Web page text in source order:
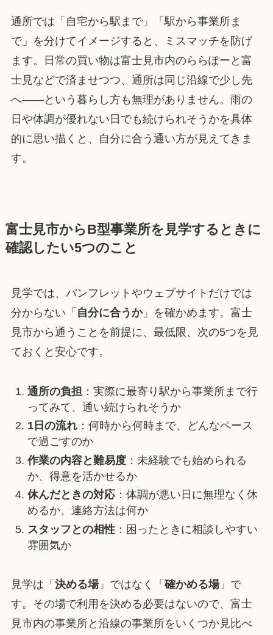
通所では「自宅から駅まで」「駅から事業所ま
で」を分けてイメージすると、ミスマッチを防げ
ます。日常の買い物は富士見市内のららぽーと富
士見などで済ませつつ、通所は同じ沿線で少し先
へ——という暮らし方も無理がありません。雨の
日や体調が優れない日でも続けられそうかを具体
的に思い描くと、自分に合う通い方が見えてきま
す。
富士見市からB型事業所を見学するときに
確認したい5つのこと
見学では、パンフレットやウェブサイトだけでは
分からない「 自分に合うか」を確かめます。富士
見市から通うことを前提に、最低限、次の5つを見
ておくと安心です。
通所の負担 ：実際に最寄り駅から事業所まで行
ってみて、通い続けられそうか
1日の流れ：何時から何時まで、どんなペース
で過ごすのか
作業の内容と難易度：未経験でも始められる
か、得意を活かせるか
休んだときの対応：体調が悪い日に無理なく休
めるか、連絡方法は何か
スタッフとの相性：困ったときに相談しやすい
雰囲気か
見学は「 決める場」ではなく「 確かめる場」で
す。その場で利用を決める必要はないので、富士
見市内の事業所と沿線の事業所をいくつか見比べ